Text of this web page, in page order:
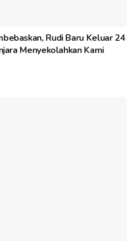
Rudi Baru Keluar 24
Menyekolahkan Kami